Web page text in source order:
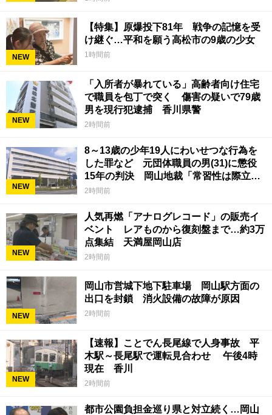
NEW
【特集】原爆投下81年 戦争の記憶を受
け継ぐ…平和を願う高松市の9歳の少女
1時間前
NEW
「入所者が暴れている」高齢者向け住宅
で職員を包丁で突く 傷害の疑いで79歳
男を現行犯逮捕 香川県警
2時間前
NEW
8～13歳の少年19人にわいせつな行為を
した罪など 元団体職員の男(31)に懲役
15年の判決 岡山地裁「常習性は際立っ
ていて被害結果も非常に重い」
2時間前
NEW
人気再燃「アナログレコード」の販売イ
ベント レアものから復刻盤まで…約3万
点集結 天満屋岡山店
2時間前
NEW
岡山市営城下地下駐車場 岡山駅方面の
出口を封鎖 消火設備の故障が原因
2時間前
NEW
【速報】ことでん長尾線で人身事故 平
木駅～長尾駅で運転見合わせ 午後4時
現在 香川
2時間前
都市公園負担金巡り県と対立続く…岡山